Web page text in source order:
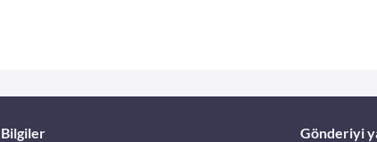
Bilgiler Gönderiyi